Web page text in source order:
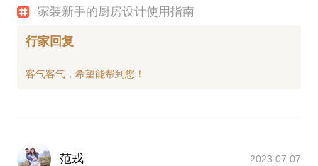
家装新手的厨房设计使用指南
行家回复
范戎 2023.07.07